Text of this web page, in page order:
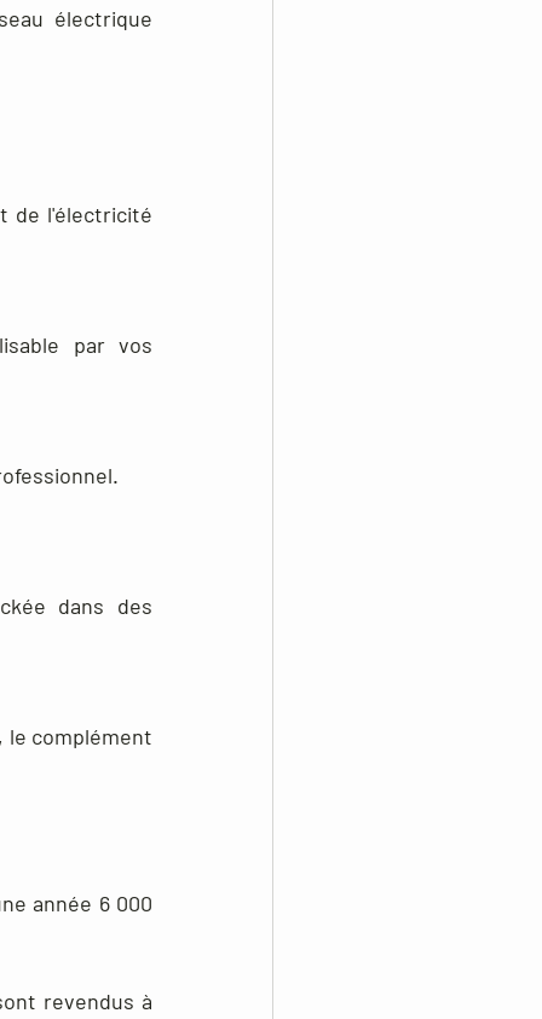
électrique
de l'électricité
par vos
dans des
le complément
année 6 000
revendus à